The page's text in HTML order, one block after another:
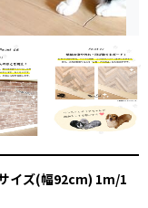
イズ(幅92cm) 1m/1